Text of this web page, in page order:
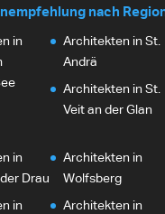
nach
in
Architekten in St.
Andrä
Architekten in St.
Veit an der Glan
in
Drau
Architekten in
Wolfsberg
in
Architekten in